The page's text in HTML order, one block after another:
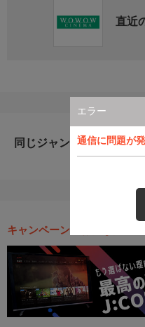
エラー
通信に問題が
直近
同じジャンルのおすすめ
キャンペーン・お得な情報